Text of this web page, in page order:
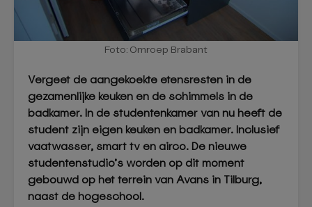
Foto: Omroep Brabant
Vergeet de aangekoekte etensresten in de
gezamenlijke keuken en de schimmels in de
badkamer. In de studentenkamer van nu heeft de
student zijn eigen keuken en badkamer. Inclusief
vaatwasser, smart tv en airco. De nieuwe
studentenstudio’s worden op dit moment
gebouwd op het terrein van Avans in Tilburg,
naast de hogeschool.